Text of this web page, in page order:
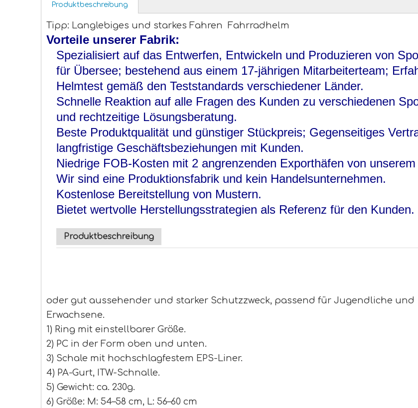
Produktbeschreibung
Tipp: Langlebiges und starkes Fahren Fahrradhelm
Vorteile unserer Fabrik:
Spezialisiert auf das Entwerfen, Entwickeln und Produzieren von
für Übersee; bestehend aus einem 17-jährigen Mitarbeiterteam;
Helmtest gemäß den Teststandards verschiedener Länder.
Schnelle Reaktion auf alle Fragen des Kunden zu verschiedenen
und rechtzeitige Lösungsberatung.
Beste Produktqualität und günstiger Stückpreis; Gegenseitiges
langfristige Geschäftsbeziehungen mit Kunden.
Niedrige FOB-Kosten mit 2 angrenzenden Exporthäfen von
Wir sind eine Produktionsfabrik und kein Handelsunternehmen.
Kostenlose Bereitstellung von Mustern.
Bietet wertvolle Herstellungsstrategien als Referenz für den Kunden.
Produktbeschreibung
oder gut aussehender und starker Schutzzweck, passend für Jugendliche und
Erwachsene.
1) Ring mit einstellbarer Größe.
2) PC in der Form oben und unten.
3) Schale mit hochschlagfestem EPS-Liner.
4) PA-Gurt, ITW-Schnalle.
5) Gewicht: ca. 230g.
6) Größe: M: 54–58 cm, L: 56–60 cm